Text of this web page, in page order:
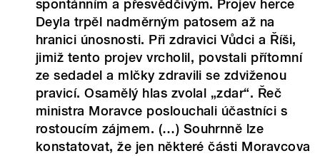
spontánním a přesvědčivým. Projev herce
Deyla trpěl nadměrným patosem až na
hranici únosnosti. Při zdravici Vůdci a Říši,
jimiž tento projev vrcholil, povstali přítomní
ze sedadel a mlčky zdravili se zdviženou
pravicí. Osamělý hlas zvolal „zdar“. Řeč
ministra Moravce poslouchali účastníci s
rostoucím zájmem. (…) Souhrnně lze
konstatovat, že jen některé části Moravcova